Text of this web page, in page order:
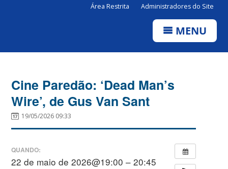
Área Restrita Administradores do Site
MENU
Cine Paredão: ‘Dead Man’s
Wire’, de Gus Van Sant
19/05/2026 09:33
QUANDO:
22 de maio de 2026@19:00 – 20:45